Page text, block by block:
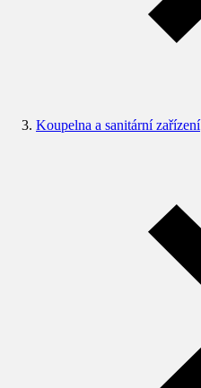
Koupelna a sanitární zařízení